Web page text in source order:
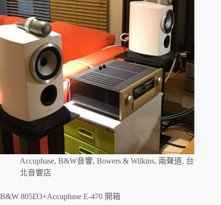
Accuphase, B&W音響, Bowers & Wilkins, 兩聲道, 台
北音響店
B&W 805D3+Accuphase E-470 開箱